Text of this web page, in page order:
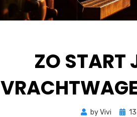
ZO START
byVivi